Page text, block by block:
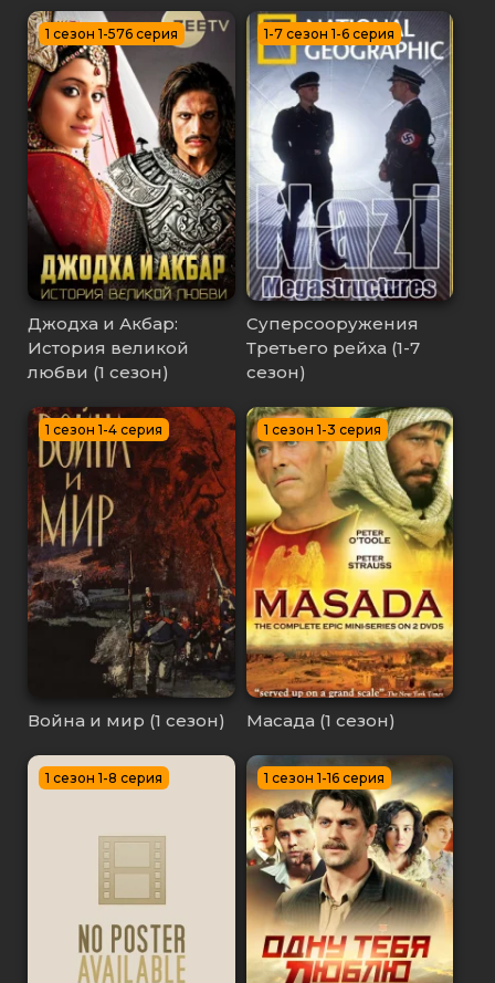
1 сезон 1-576 серия
Джодха и Акбар:
История великой
любви (1 сезон)
1-7 сезон 1-6 серия
Суперсооружения
Третьего рейха (1-7
сезон)
1 сезон 1-4 серия
Война и мир (1 сезон)
1 сезон 1-3 серия
Масада (1 сезон)
1 сезон 1-8 серия 1 сезон 1-16 серия